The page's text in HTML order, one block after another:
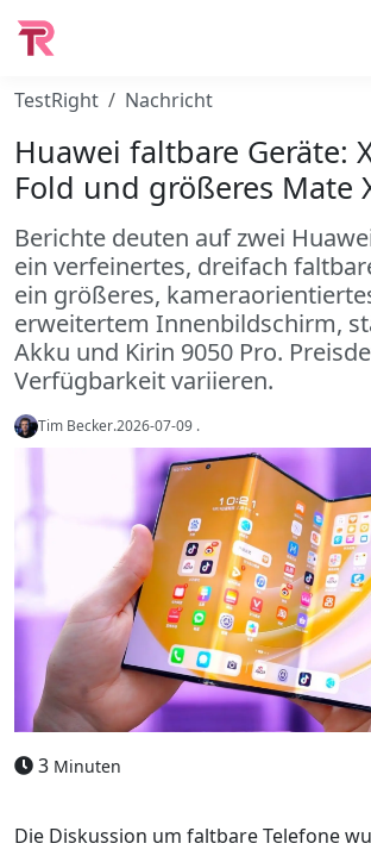
TestRight Nachricht
Huawei faltbare Geräte:
Fold und größeres Mate
Berichte deuten auf zwei
ein verfeinertes, dreifach
ein größeres,
erweitertem Innenbildschirm,
Akku und Kirin 9050 Pro.
Verfügbarkeit variieren.
Tim Becker.2026-07-09 .
3 Minuten
Die Diskussion um faltbare Telefone